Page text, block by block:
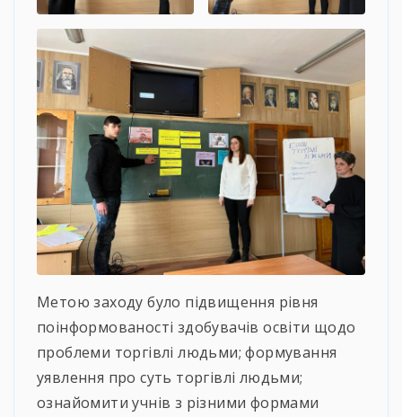
Метою заходу було підвищення рівня
поінформованості здобувачів освіти щодо
проблеми торгівлі людьми; формування
уявлення про суть торгівлі людьми;
ознайомити учнів з різними формами